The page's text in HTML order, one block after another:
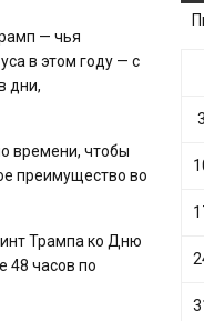
— чья
в этом году — с
дни,
времени, чтобы
преимущество во
Трампа ко Дню
48 часов по
3